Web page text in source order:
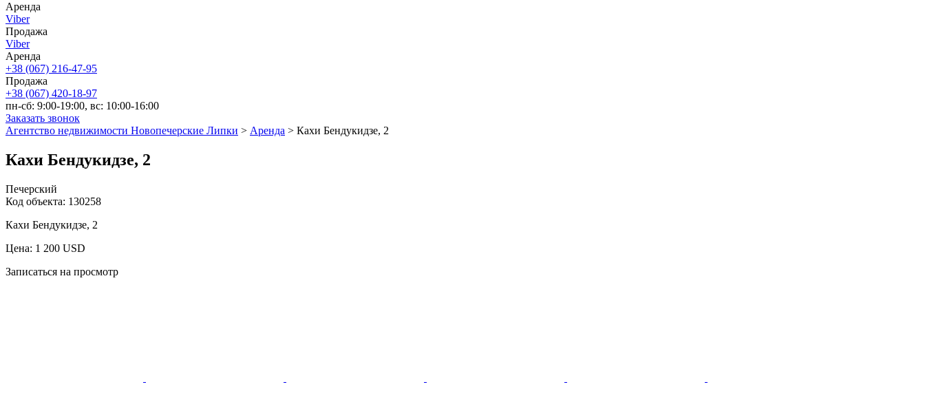
Аренда
Viber
Продажа
Viber
Аренда
+38 (067) 216-47-95
Продажа
+38 (067) 420-18-97
пн-сб: 9:00-19:00, вс: 10:00-16:00
Заказать звонок
Агентство недвижимости Новопечерские Липки > Аренда > Кахи Бендукидзе, 2
Кахи Бендукидзе, 2
Печерский
Код объекта: 130258
Кахи Бендукидзе, 2
Цена: 1 200 USD
Записаться на просмотр